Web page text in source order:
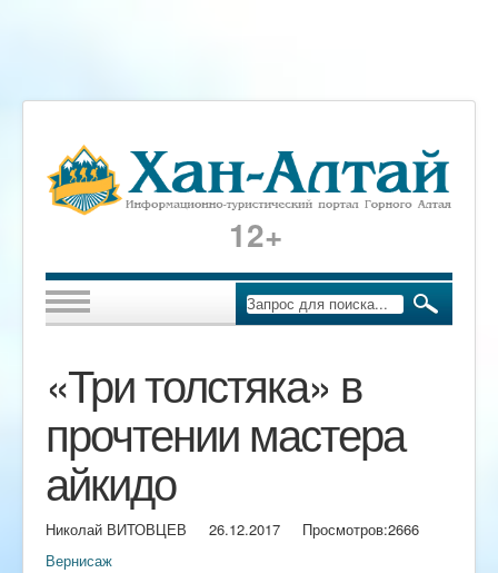
12+
«Три толстяка» в
прочтении мастера
айкидо
Николай ВИТОВЦЕВ 26.12.2017 Просмотров:2666
Вернисаж